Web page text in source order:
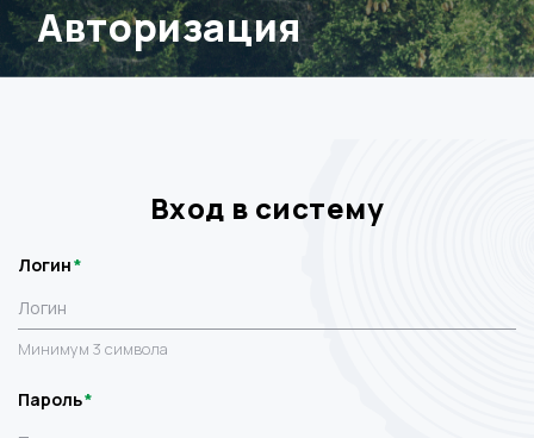
Авторизация
Вход в систему
Логин
Минимум 3 символа
Пароль